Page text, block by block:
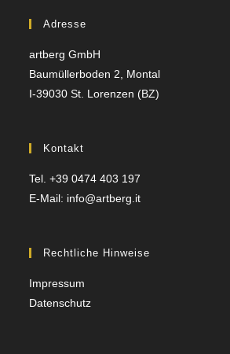
Adresse
artberg GmbH
Baumüllerboden 2, Montal
I-39030 St. Lorenzen (BZ)
Kontakt
Tel. +39 0474 403 197
E-Mail: info@artberg.it
Rechtliche Hinweise
Impressum
Datenschutz